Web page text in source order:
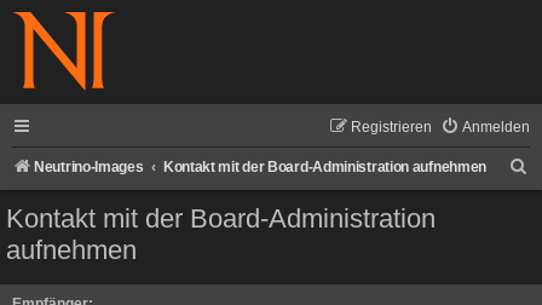
Anmelden
Registrieren
Neutrino-Images Kontakt mit der Board-Administration aufnehmen
Kontakt mit der Board-Administration
aufnehmen